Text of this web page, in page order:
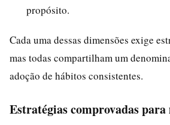
propósito.
Cada uma dessas dimensões exige
mas todas compartilham um
adoção de hábitos consistentes.
Estratégias comprovadas